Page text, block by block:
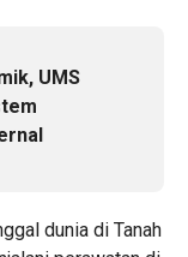
UMS
dunia di Tanah